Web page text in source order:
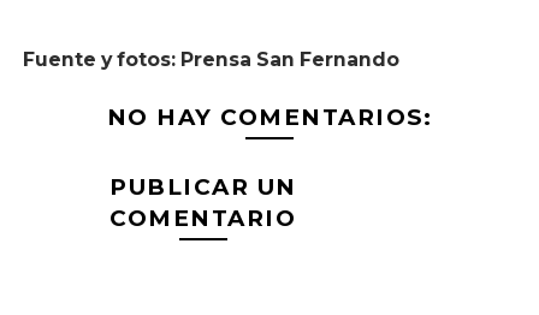
Fuente y fotos: Prensa San Fernando
NO HAY COMENTARIOS:
PUBLICAR UN
COMENTARIO